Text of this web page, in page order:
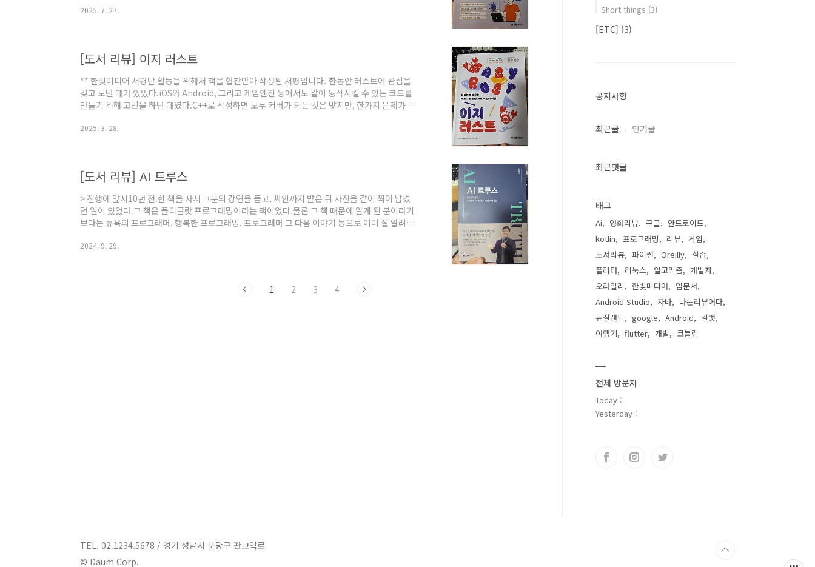
하면서 조금은 영어를 잘 하면 좋겠다는 생각을 했으나 딱 그정도 였다. 그러던 중 다시금 영어에
2025. 7. 27.
[도서 리뷰] 이지 러스트
** 한빛미디어 서평단 활동을 위해서 책을 협찬받아 작성된 서평입니다. 한동안 러스트에 관심을
갖고 보던 때가 있었다.iOS와 Android, 그리고 게임엔진 등에서도 같이 동작시킬 수 있는 코드를
만들기 위해 고민을 하던 때였다.C++로 작성하면 모두 커버가 되는 것은 맞지만, 한가지 문제가 있
온 사람이라면 모르겠지만, Java와 Kotlin, Obj-C와 Swift 등을 이용해서 개발해온 개발자의 입
2025. 3. 28.
[도서 리뷰] AI 트루스
> 진행에 앞서10년 전.한 책을 사서 그분의 강연을 듣고, 싸인까지 받은 뒤 사진을 같이 찍어 남겼
던 일이 있었다.그 책은 폴리글랏 프로그래밍이라는 책이었다.물론 그 책 때문에 알게 된 분이라기
보다는 뉴욕의 프로그래머, 행복한 프로그래밍, 프로그래머 그 다음 이야기 등으로 이미 잘 알려진
다.개발자로 일한지 약 5년차가 된 상황에서 그 책을 접했던 것으로 기억하는데, 나의 커리어상 시
2024. 9. 29.
1 2 3 4
Short things (3)
[ETC] (3)
공지사항
최근글 인기글
최근댓글
태그
Ai 영화리뷰 구글
안드로이드
kotlin
프로그래밍 리뷰
게임
도서리뷰
파이썬 Oreilly
실습
플러터
리눅스 알고리즘
개발자
오라일리
한빛미디어
입문서
Android Studio
자바
나는리뷰어다
뉴질랜드
google Android
길벗
여행기
flutter 개발 코틀린
전체 방문자
Today :
Yesterday :
TEL. 02.1234.5678 / 경기 성남시 분당구 판교역로
© Daum Corp.